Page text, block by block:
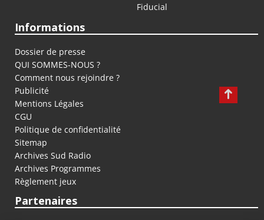
Fiducial
Informations
Dossier de presse
QUI SOMMES-NOUS ?
Comment nous rejoindre ?
Publicité
Mentions Légales
CGU
Politique de confidentialité
Sitemap
Archives Sud Radio
Archives Programmes
Règlement jeux
Partenaires